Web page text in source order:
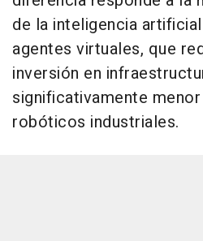
de la inteligencia
agentes virtuales, que
inversión en
significativamente
robóticos industriales.